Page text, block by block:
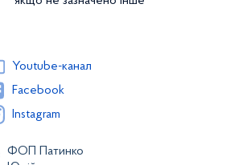
Youtube-канал
Facebook
Instagram
ФОП Патинко